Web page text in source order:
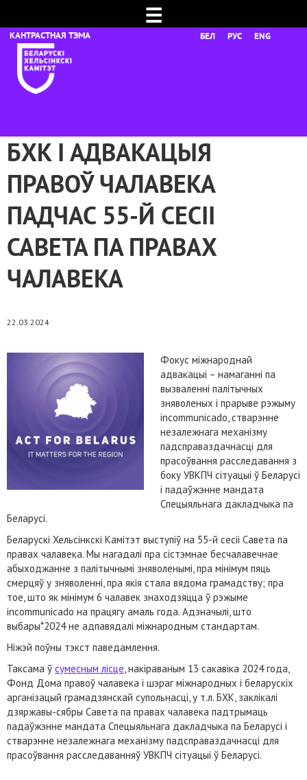
☰
БЕЛ РУС ENG
БХК І АДВАКАЦЫЯ
ПРАВОЎ ЧАЛАВЕКА
ПАДЧАС 55-Й СЕСІІ
САВЕТА ПА ПРАВАХ
ЧАЛАВЕКА
22.03.2024
Фокус міжнароднай
адвакацыі – намаганні па
вызваленні палітычных
зняволеных і прарыве рэжыму
incommunicado, стварэнне
незалежнага механізму
падсправаздачнасці для
прасоўвання расследавання з
боку УВКПЧ сітуацыі ў Беларусі
і падаўжэнне мандата
Спецыяльнага дакладчыка па
Беларусі.
Беларускі Хельсінкскі Камітэт выступіў на 55-й сесіі Савета па
правах чалавека. Мы нагадалі пра сістэмнае бесчалавечнае
абыходжанне з палітычнымі зняволенымі, пра мінімум пяць
смерцяў у зняволенні, пра якія стала вядома грамадству; пра
тое, што як мінімум 6 чалавек знаходзяцца ў рэжыме
incommunicado на працягу амаль года. Адзначылі, што
выбары*2024 не адпавядалі міжнародным стандартам.
Ніжэй поўны тэкст паведамлення.
Таксама ў сумесным лісце, накіраваным 13 сакавіка 2024 года,
Фонд Дома правоў чалавека і шэраг міжнародных і беларускіх
арганізацый грамадзянскай супольнасці, у т.л. БХК, заклікалі
дзяржавы-сябры Савета па правах чалавека падтрымаць
падаўжэнне мандата Спецыяльнага дакладчыка па Беларусі і
стварэнне незалежнага механізму падсправаздачнасці для
прасоўвання расследаванняў УВКПЧ сітуацыі ў Беларусі.